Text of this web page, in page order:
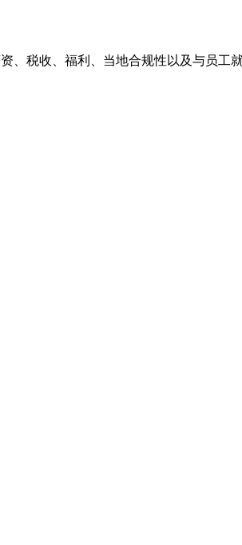
税收、福利、当地合规性以及与员工